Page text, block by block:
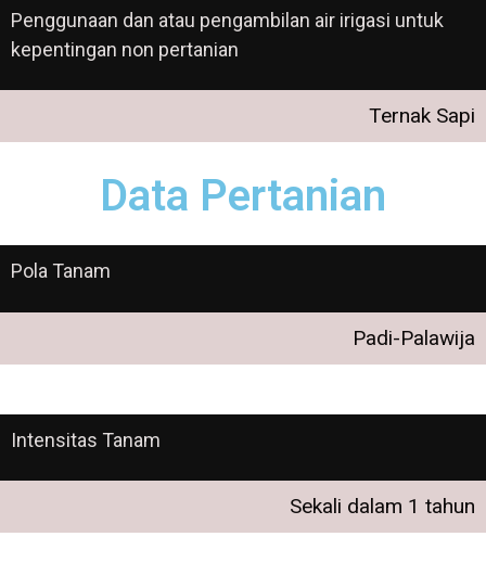
Penggunaan dan atau pengambilan air irigasi untuk
kepentingan non pertanian
Ternak Sapi
Data Pertanian
Pola Tanam
Padi-Palawija
Intensitas Tanam
Sekali dalam 1 tahun